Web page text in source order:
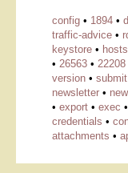
config • 1894 •
traffic-advice •
keystore • hosts
• 26563 • 22208
version • submit
newsletter •
• export • exec •
credentials •
attachments •